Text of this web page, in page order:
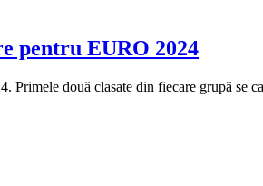
pentru EURO 2024
Primele două clasate din fiecare grupă se